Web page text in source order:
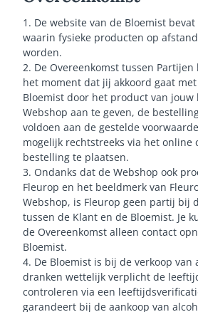
1. De website van de Bloemist
waarin fysieke producten op
worden.
2. De Overeenkomst tussen
het moment dat jij akkoord gaat
Bloemist door het product van jouw
Webshop aan te geven, de
voldoen aan de gestelde
mogelijk rechtstreeks via het online
bestelling te plaatsen.
3. Ondanks dat de Webshop ook
Fleurop en het beeldmerk van
Webshop, is Fleurop geen partij bij
tussen de Klant en de Bloemist. Je
de Overeenkomst alleen contact
Bloemist.
4. De Bloemist is bij de verkoop van
dranken wettelijk verplicht de
controleren via een
garandeert bij de aankoop van